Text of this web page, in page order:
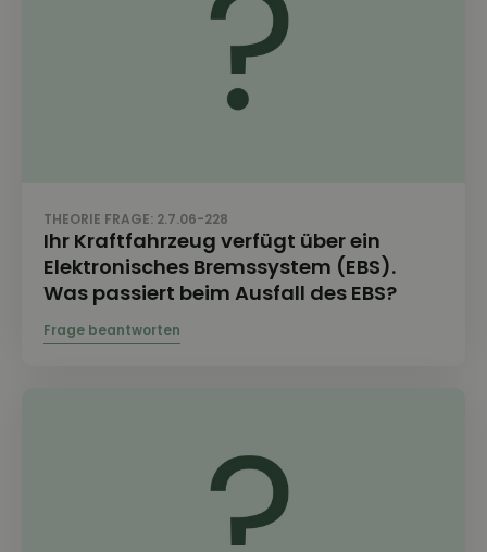
THEORIE FRAGE: 2.7.06-228
Ihr Kraftfahrzeug verfügt über ein
Elektronisches Bremssystem (EBS).
Was passiert beim Ausfall des EBS?